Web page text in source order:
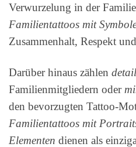
Verwurzelung in der
Familientattoos mit
Zusammenhalt, Respekt und
Darüber hinaus zählen
Familienmitgliedern oder
den bevorzugten Tattoo-
Familientattoos mit
Elementen dienen als